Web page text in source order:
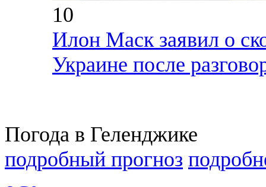
10
Илон Маск заявил о
Украине после
Погода в Геленджике
подробный прогноз